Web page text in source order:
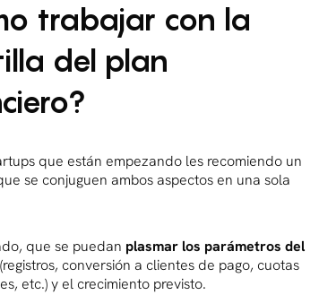
trabajar con la
del plan
que están empezando les recomiendo un
se conjuguen ambos aspectos en una sola
que se puedan plasmar los parámetros del
(registros, conversión a clientes de pago, cuotas
etc.) y el crecimiento previsto.